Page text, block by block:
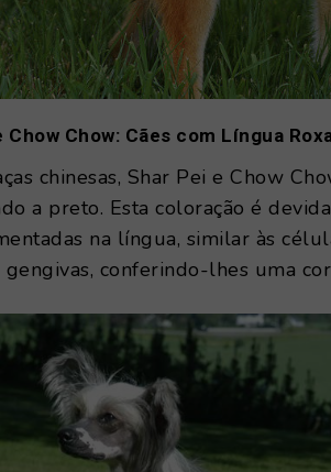
Chow Chow: Cães com Língua
chinesas, Shar Pei e Chow
a preto. Esta coloração é
na língua, similar às
conferindo-lhes uma